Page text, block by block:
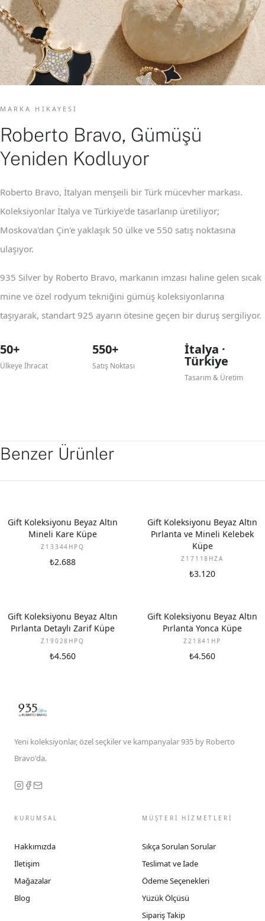
MARKA HIKAYESI
Roberto Bravo, Gümüşü
Yeniden Kodluyor
Roberto Bravo, İtalyan menşeili bir Türk mücevher markası.
Koleksiyonlar İtalya ve Türkiye'de tasarlanıp üretiliyor;
Moskova'dan Çin'e yaklaşık 50 ülke ve 550 satış noktasına
ulaşıyor.
935 Silver by Roberto Bravo, markanın imzası haline gelen sıcak
mine ve özel rodyum tekniğini gümüş koleksiyonlarına
taşıyarak, standart 925 ayarın ötesine geçen bir duruş sergiliyor.
50+
Ülkeye İhracat
550+
Satış Noktası
İtalya ·
Türkiye
Tasarım & Üretim
Benzer Ürünler
YENI
Gift Koleksiyonu Beyaz Altın
Mineli Kare Küpe
Z13344HPQ
₺2.688
YENI
Gift Koleksiyonu Beyaz Altın
Pırlanta ve Mineli Kelebek
Küpe
Z17118HZA
₺3.120
YENI
Gift Koleksiyonu Beyaz Altın
Pırlanta Detaylı Zarif Küpe
Z19028HPQ
₺4.560
YENI
Gift Koleksiyonu Beyaz Altın
Pırlanta Yonca Küpe
Z21841HP
₺4.560
Yeni koleksiyonlar, özel seçkiler ve kampanyalar 935 by Roberto
Bravo'da.
KURUMSAL
Hakkımızda
İletişim
Mağazalar
Blog
MÜŞTERİ HİZMETLERİ
Sıkça Sorulan Sorular
Teslimat ve İade
Ödeme Seçenekleri
Yüzük Ölçüsü
Sipariş Takip